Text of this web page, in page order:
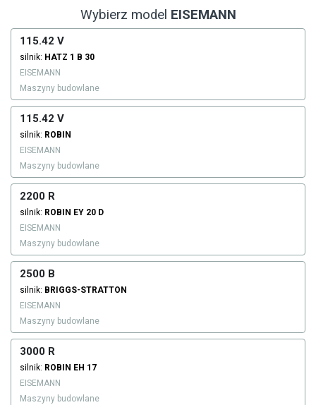
Wybierz model EISEMANN
115.42 V
silnik: HATZ 1 B 30
EISEMANN
Maszyny budowlane
115.42 V
silnik: ROBIN
EISEMANN
Maszyny budowlane
2200 R
silnik: ROBIN EY 20 D
EISEMANN
Maszyny budowlane
2500 B
silnik: BRIGGS-STRATTON
EISEMANN
Maszyny budowlane
3000 R
silnik: ROBIN EH 17
EISEMANN
Maszyny budowlane